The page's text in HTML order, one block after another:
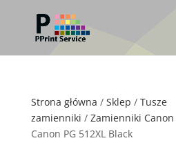
Strona główna / Sklep / Tusze
zamienniki / Zamienniki Canon
Canon PG 512XL Black